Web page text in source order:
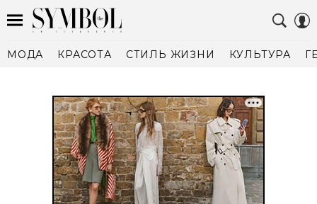
МОДА КРАСОТА СТИЛЬ ЖИЗНИ КУЛЬТУРА